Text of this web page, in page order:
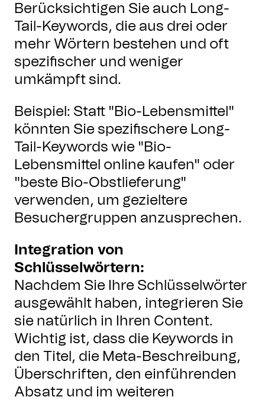
Berücksichtigen Sie auch Long-
Tail-Keywords, die aus drei oder
mehr Wörtern bestehen und oft
spezifischer und weniger
umkämpft sind.
Beispiel: Statt "Bio-Lebensmittel"
könnten Sie spezifischere Long-
Tail-Keywords wie "Bio-
Lebensmittel online kaufen" oder
"beste Bio-Obstlieferung"
verwenden, um gezieltere
Besuchergruppen anzusprechen.
Integration von
Schlüsselwörtern:
Nachdem Sie Ihre Schlüsselwörter
ausgewählt haben, integrieren Sie
sie natürlich in Ihren Content.
Wichtig ist, dass die Keywords in
den Titel, die Meta-Beschreibung,
Überschriften, den einführenden
Absatz und im weiteren